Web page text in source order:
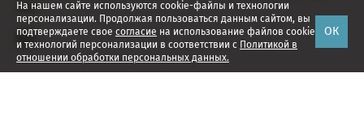
На нашем сайте используются cookie-файлы и технологии
персонализации. Продолжая пользоваться данным сайтом, вы
подтверждаете свое согласие на использование файлов cookie
и технологий персонализации в соответствии с Политикой в
отношении обработки персональных данных.
ОК
2026